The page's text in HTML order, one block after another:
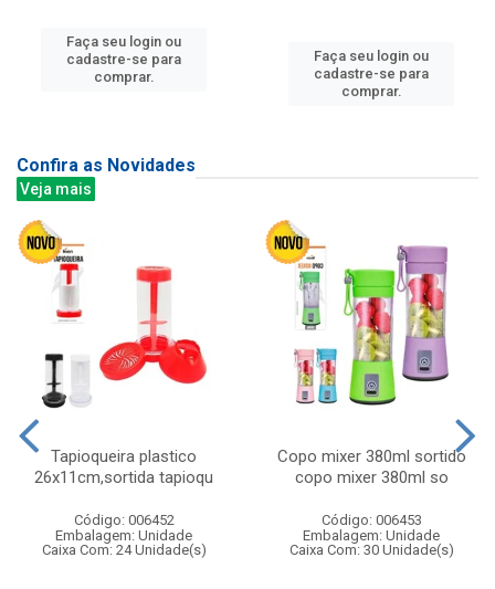
Faça seu login ou
cadastre-se para
comprar.
Faça seu login ou
cadastre-se para
comprar.
Confira as Novidades
Veja mais
Tapioqueira plastico
26x11cm,sortida tapioqu
Código: 006452
Embalagem: Unidade
Caixa Com: 24 Unidade(s)
Copo mixer 380ml sortido
copo mixer 380ml so
Código: 006453
Embalagem: Unidade
Caixa Com: 30 Unidade(s)